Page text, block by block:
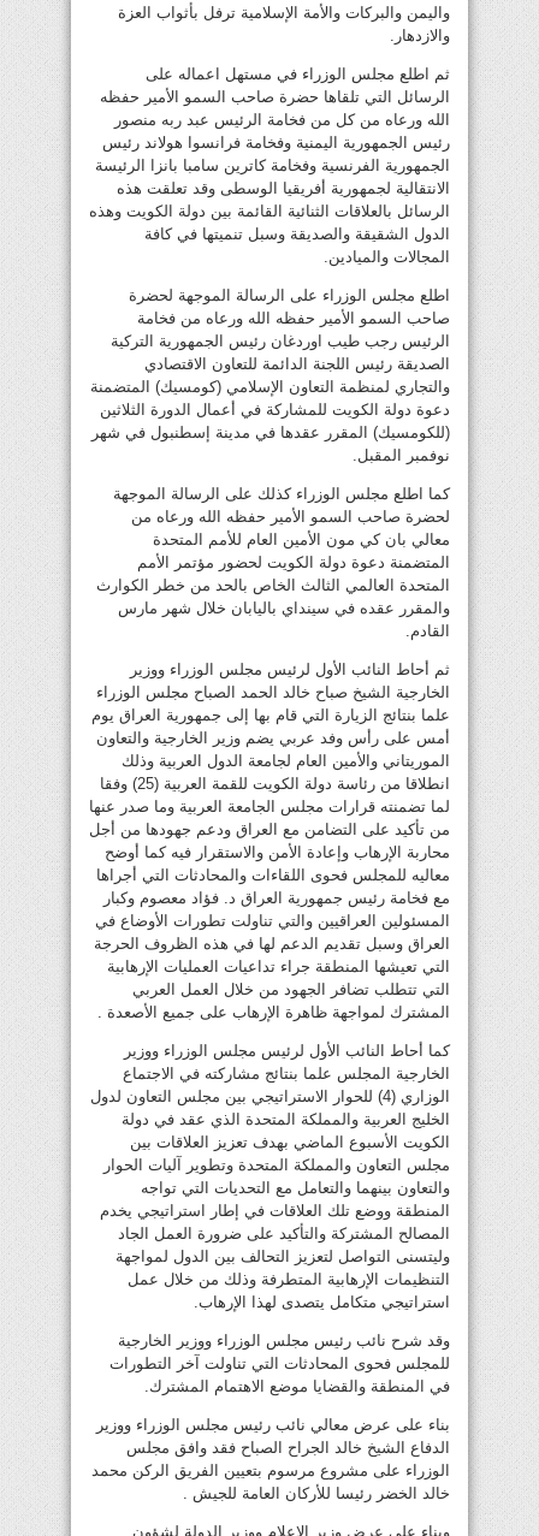
واليمن والبركات والأمة الإسلامية ترفل بأثواب العزة
والازدهار.
ثم اطلع مجلس الوزراء في مستهل اعماله على
الرسائل التي تلقاها حضرة صاحب السمو الأمير حفظه
الله ورعاه من كل من فخامة الرئيس عبد ربه منصور
رئيس الجمهورية اليمنية وفخامة فرانسوا هولاند رئيس
الجمهورية الفرنسية وفخامة كاترين سامبا بانزا الرئيسة
الانتقالية لجمهورية أفريقيا الوسطى وقد تعلقت هذه
الرسائل بالعلاقات الثنائية القائمة بين دولة الكويت وهذه
الدول الشقيقة والصديقة وسبل تنميتها في كافة
المجالات والميادين.
اطلع مجلس الوزراء على الرسالة الموجهة لحضرة
صاحب السمو الأمير حفظه الله ورعاه من فخامة
الرئيس رجب طيب اوردغان رئيس الجمهورية التركية
الصديقة رئيس اللجنة الدائمة للتعاون الاقتصادي
والتجاري لمنظمة التعاون الإسلامي (كومسيك) المتضمنة
دعوة دولة الكويت للمشاركة في أعمال الدورة الثلاثين
(للكومسيك) المقرر عقدها في مدينة إسطنبول في شهر
نوفمبر المقبل.
كما اطلع مجلس الوزراء كذلك على الرسالة الموجهة
لحضرة صاحب السمو الأمير حفظه الله ورعاه من
معالي بان كي مون الأمين العام للأمم المتحدة
المتضمنة دعوة دولة الكويت لحضور مؤتمر الأمم
المتحدة العالمي الثالث الخاص بالحد من خطر الكوارث
والمقرر عقده في سينداي باليابان خلال شهر مارس
القادم.
ثم أحاط النائب الأول لرئيس مجلس الوزراء ووزير
الخارجية الشيخ صباح خالد الحمد الصباح مجلس الوزراء
علما بنتائج الزيارة التي قام بها إلى جمهورية العراق يوم
أمس على رأس وفد عربي يضم وزير الخارجية والتعاون
الموريتاني والأمين العام لجامعة الدول العربية وذلك
انطلاقا من رئاسة دولة الكويت للقمة العربية (25) وفقا
لما تضمنته قرارات مجلس الجامعة العربية وما صدر عنها
من تأكيد على التضامن مع العراق ودعم جهودها من أجل
محاربة الإرهاب وإعادة الأمن والاستقرار فيه كما أوضح
معاليه للمجلس فحوى اللقاءات والمحادثات التي أجراها
مع فخامة رئيس جمهورية العراق د. فؤاد معصوم وكبار
المسئولين العراقيين والتي تناولت تطورات الأوضاع في
العراق وسبل تقديم الدعم لها في هذه الظروف الحرجة
التي تعيشها المنطقة جراء تداعيات العمليات الإرهابية
التي تتطلب تضافر الجهود من خلال العمل العربي
المشترك لمواجهة ظاهرة الإرهاب على جميع الأصعدة .
كما أحاط النائب الأول لرئيس مجلس الوزراء ووزير
الخارجية المجلس علما بنتائج مشاركته في الاجتماع
الوزاري (4) للحوار الاستراتيجي بين مجلس التعاون لدول
الخليج العربية والمملكة المتحدة الذي عقد في دولة
الكويت الأسبوع الماضي بهدف تعزيز العلاقات بين
مجلس التعاون والمملكة المتحدة وتطوير آليات الحوار
والتعاون بينهما والتعامل مع التحديات التي تواجه
المنطقة ووضع تلك العلاقات في إطار استراتيجي يخدم
المصالح المشتركة والتأكيد على ضرورة العمل الجاد
وليتسنى التواصل لتعزيز التحالف بين الدول لمواجهة
التنظيمات الإرهابية المتطرفة وذلك من خلال عمل
استراتيجي متكامل يتصدى لهذا الإرهاب.
وقد شرح نائب رئيس مجلس الوزراء ووزير الخارجية
للمجلس فحوى المحادثات التي تناولت آخر التطورات
في المنطقة والقضايا موضع الاهتمام المشترك.
بناء على عرض معالي نائب رئيس مجلس الوزراء ووزير
الدفاع الشيخ خالد الجراح الصباح فقد وافق مجلس
الوزراء على مشروع مرسوم بتعيين الفريق الركن محمد
خالد الخضر رئيسا للأركان العامة للجيش .
وبناء على عرض وزير الإعلام ووزير الدولة لشؤون